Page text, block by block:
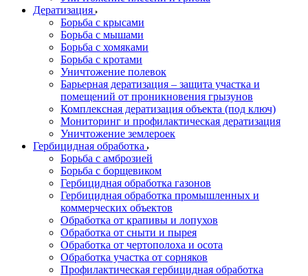
Дератизация
Борьба с крысами
Борьба с мышами
Борьба с хомяками
Борьба с кротами
Уничтожение полевок
Барьерная дератизация – защита участка и
помещений от проникновения грызунов
Комплексная дератизация объекта (под ключ)
Мониторинг и профилактическая дератизация
Уничтожение землероек
Гербицидная обработка
Борьба с амброзией
Борьба с борщевиком
Гербицидная обработка газонов
Гербицидная обработка промышленных и
коммерческих объектов
Обработка от крапивы и лопухов
Обработка от сныти и пырея
Обработка от чертополоха и осота
Обработка участка от сорняков
Профилактическая гербицидная обработка